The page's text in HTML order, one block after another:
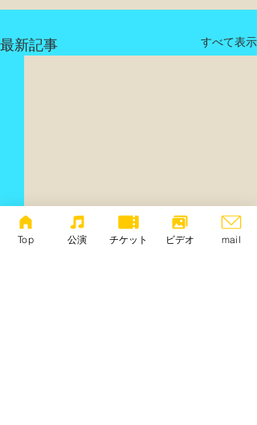
最新記事 すべて表示
Top 公演 チケット ビデオ mail